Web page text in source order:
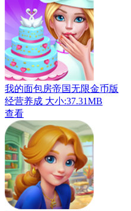
我的面包房帝国无限金币版
经营养成 大小:37.31MB
查看